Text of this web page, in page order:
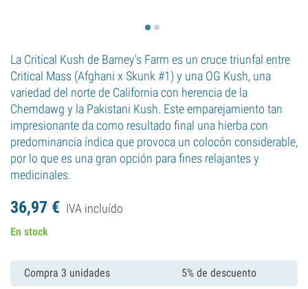
La Critical Kush de Barney's Farm es un cruce triunfal entre
Critical Mass (Afghani x Skunk #1) y una OG Kush, una
variedad del norte de California con herencia de la
Chemdawg y la Pakistani Kush. Este emparejamiento tan
impresionante da como resultado final una hierba con
predominancia índica que provoca un colocón considerable,
por lo que es una gran opción para fines relajantes y
medicinales.
36,97 € IVA incluído
En stock
Compra 3 unidades 5% de descuento